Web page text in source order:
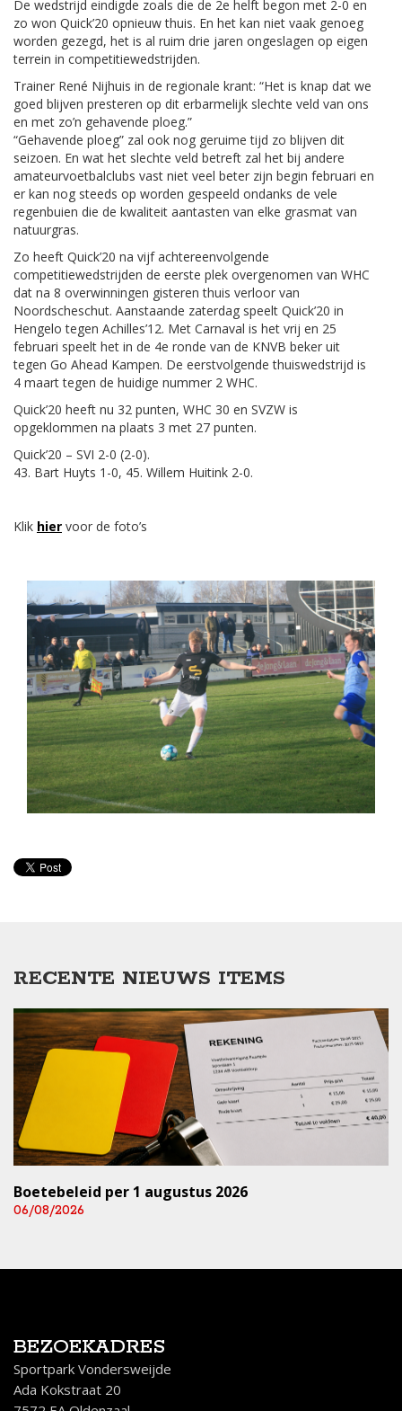
De wedstrijd eindigde zoals die de 2e helft begon met 2-0 en
zo won Quick’20 opnieuw thuis. En het kan niet vaak genoeg
worden gezegd, het is al ruim drie jaren ongeslagen op eigen
terrein in competitiewedstrijden.
Trainer René Nijhuis in de regionale krant: “Het is knap dat we
goed blijven presteren op dit erbarmelijk slechte veld van ons
en met zo’n gehavende ploeg.”
“Gehavende ploeg” zal ook nog geruime tijd zo blijven dit
seizoen. En wat het slechte veld betreft zal het bij andere
amateurvoetbalclubs vast niet veel beter zijn begin februari en
er kan nog steeds op worden gespeeld ondanks de vele
regenbuien die de kwaliteit aantasten van elke grasmat van
natuurgras.
Zo heeft Quick’20 na vijf achtereenvolgende
competitiewedstrijden de eerste plek overgenomen van WHC
dat na 8 overwinningen gisteren thuis verloor van
Noordscheschut. Aanstaande zaterdag speelt Quick’20 in
Hengelo tegen Achilles’12. Met Carnaval is het vrij en 25
februari speelt het in de 4e ronde van de KNVB beker uit
tegen Go Ahead Kampen. De eerstvolgende thuiswedstrijd is
4 maart tegen de huidige nummer 2 WHC.
Quick’20 heeft nu 32 punten, WHC 30 en SVZW is
opgeklommen na plaats 3 met 27 punten.
Quick’20 – SVI 2-0 (2-0).
43. Bart Huyts 1-0, 45. Willem Huitink 2-0.
Klik hier voor de foto’s
RECENTE NIEUWS ITEMS
Boetebeleid per 1 augustus 2026
06/08/2026
BEZOEKADRES
Sportpark Vondersweijde
Ada Kokstraat 20